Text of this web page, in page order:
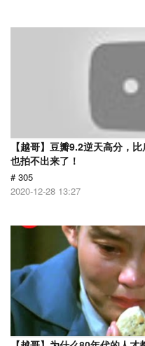
【越哥】豆瓣9.2逆天高分，
也拍不出来了！
# 305
2020-12-28 13:27